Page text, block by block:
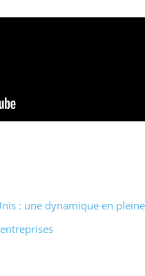
: une dynamique en